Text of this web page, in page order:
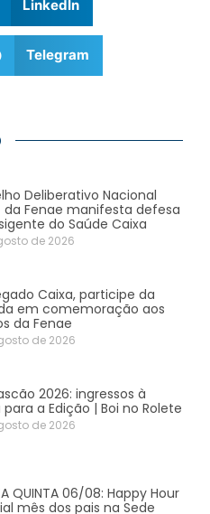
LinkedIn
Telegram
Deliberativo Nacional
da Fenae manifesta defesa
do Saúde Caixa
de 2026
Caixa, participe da
em comemoração aos
da Fenae
de 2026
2026: ingressos à
a Edição | Boi no Rolete
de 2026
QUINTA 06/08: Happy Hour
mês dos pais na Sede